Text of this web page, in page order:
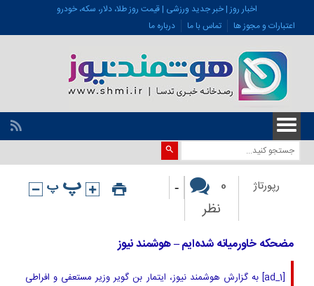
اخبار روز | خبر جدید ورزشی | قیمت روز طلا، دلار، سکه، خودرو
اعتبارات و مجوز ها
تماس با ما درباره ما
رپورتاژ
0
نظر
-
مضحکه خاورمیانه شده‌ایم – هوشمند نیوز
[ad_1] به گزارش هوشمند نیوز، ایتمار بن گویر وزیر مستعفی و افراطی